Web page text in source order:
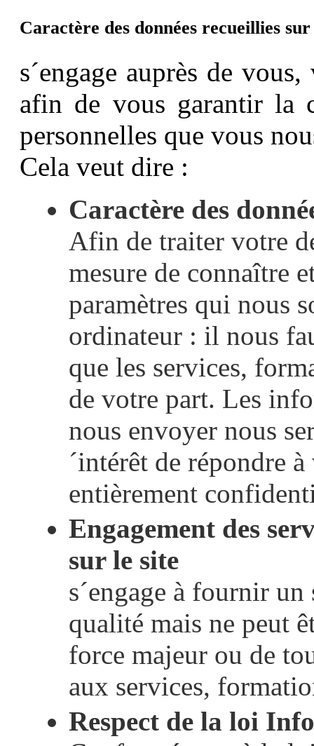
Caractère des données recueillies
s´engage auprès de
afin de vous garantir la
personnelles que vous
Cela veut dire :
Caractère des
Afin de traiter votre
mesure de connaître
paramètres qui nous
ordinateur : il nous
que les services,
de votre part. Les
nous envoyer nous
´intérêt de répondre
entièrement
Engagement des
sur le site
s´engage à fournir
qualité mais ne peut
force majeur ou de
aux services,
Respect de la loi